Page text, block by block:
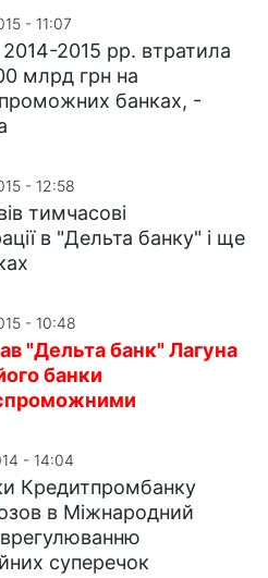
- 11:07
2014-2015 рр. втратила
млрд грн на
банках, -
- 12:58
тимчасові
в "Дельта банку" і ще
- 10:48
"Дельта банк" Лагуна
банки
- 14:04
Кредитпромбанку
в Міжнародний
суперечок